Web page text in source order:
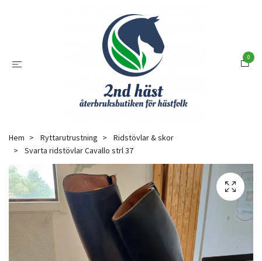
0
Hem Ryttarutrustning
Ridstövlar & skor
Svarta ridstövlar Cavallo strl 37